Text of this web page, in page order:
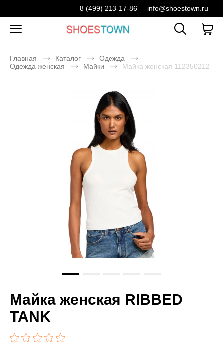
8 (499) 213-17-86 info@shoestown.ru
Главная Каталог
Одежда
Одежда женская
Майки Майка женская 112350212
Майка женская RIBBED
TANK